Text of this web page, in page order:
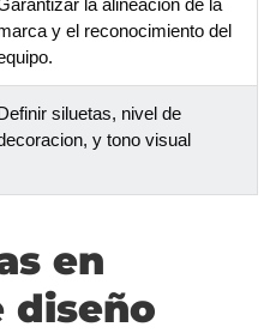
y el reconocimiento del
siluetas, nivel de
y tono visual
en
diseño